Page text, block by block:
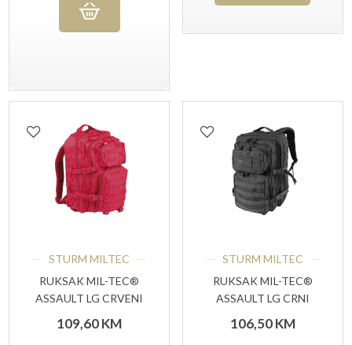
STURM MILTEC
RUKSAK MIL-TEC®
ASSAULT LG CRVENI
109,60KM
STURM MILTEC
RUKSAK MIL-TEC®
ASSAULT LG CRNI
106,50KM